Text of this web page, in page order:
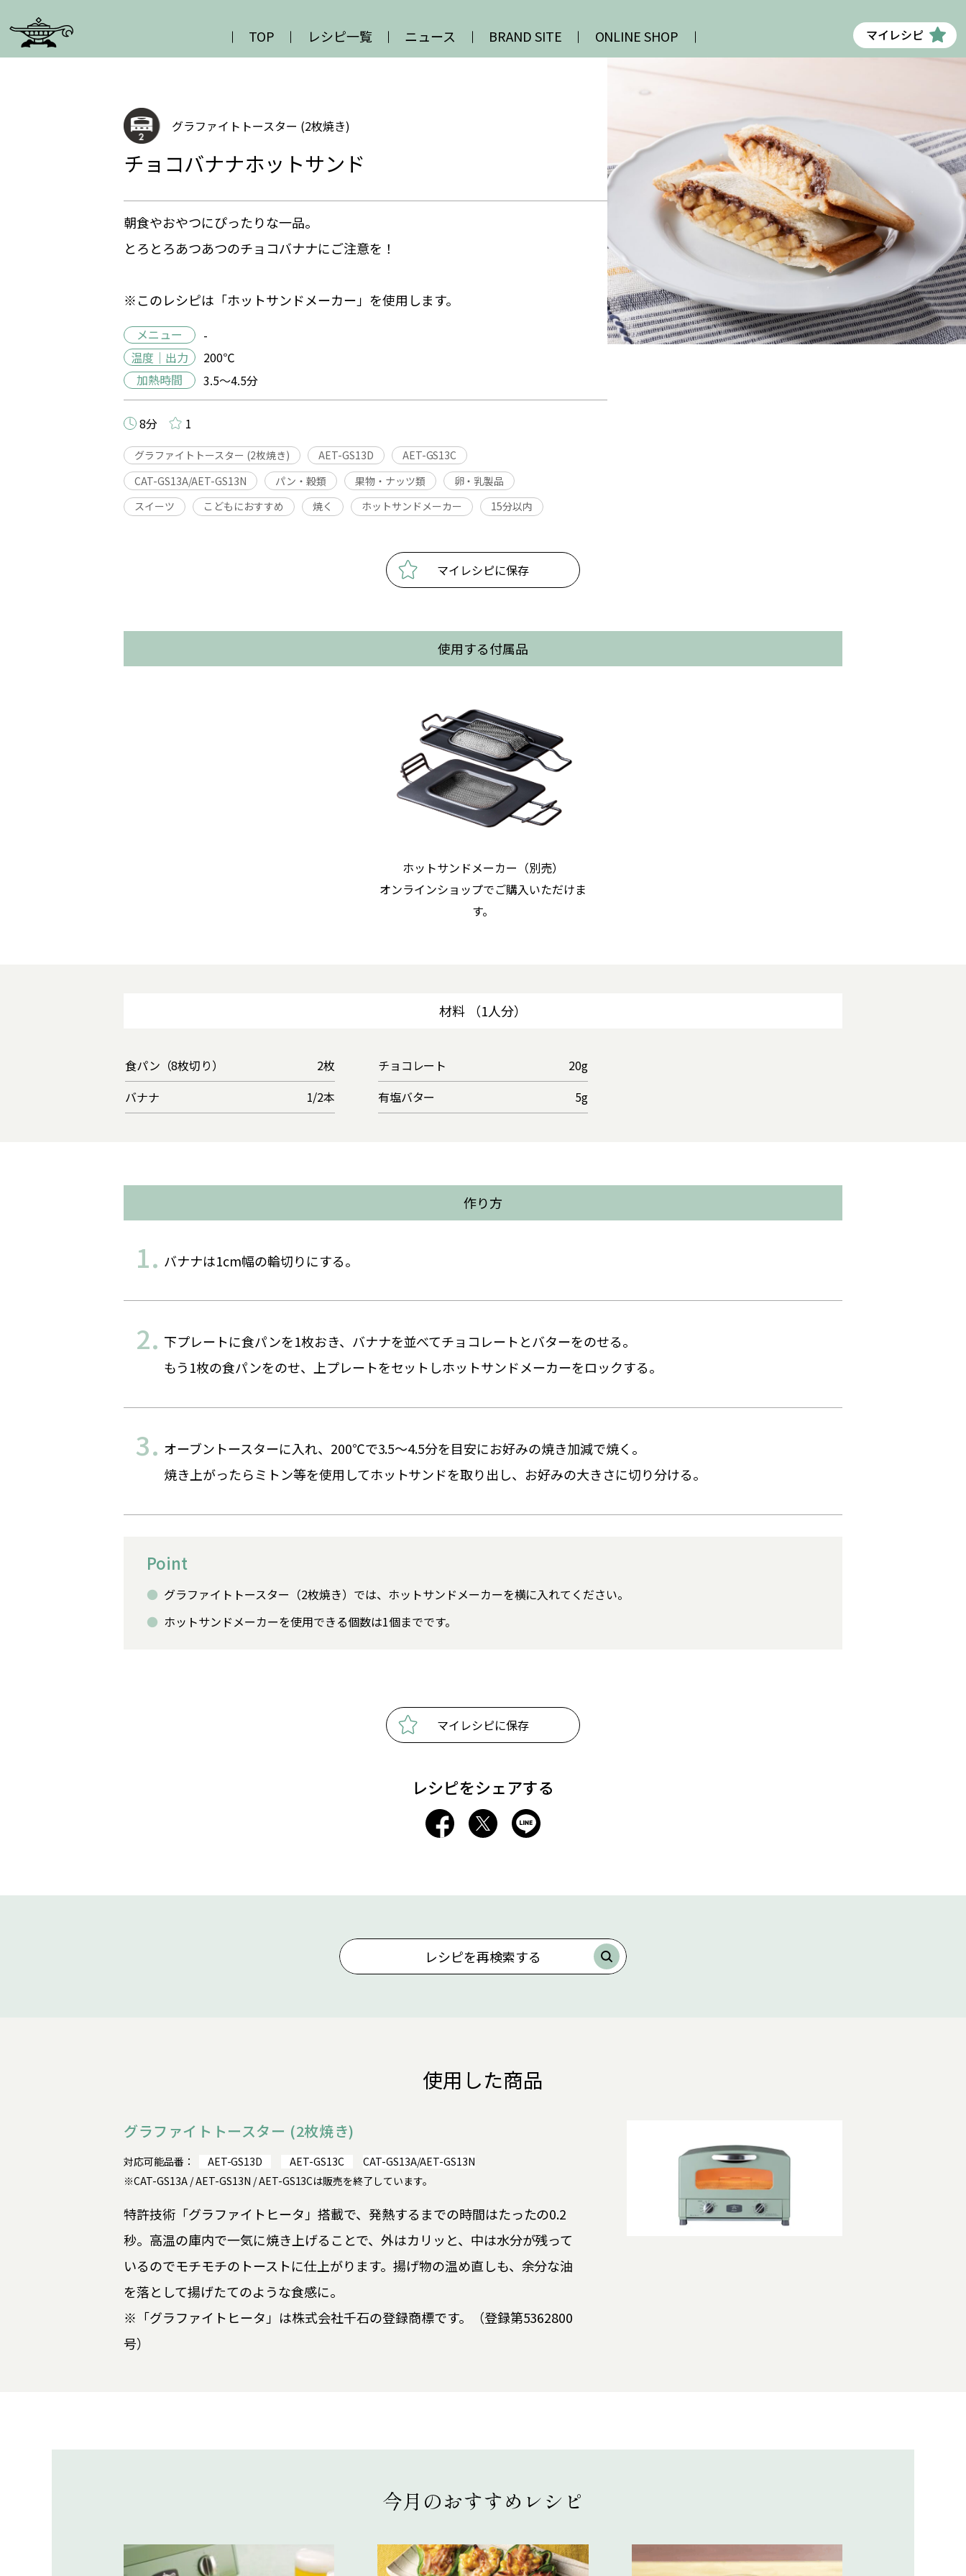
TOP レシピ一覧 ニュース BRAND SITE ONLINE SHOP マイレシピ
グラファイトトースター (2枚焼き)
チョコバナナホットサンド
朝食やおやつにぴったりな一品。
とろとろあつあつのチョコバナナにご注意を！
※このレシピは「ホットサンドメーカー」を使用します。
メニュー
-
温度｜出力
200℃
加熱時間
3.5～4.5分
8分 1
グラファイトトースター (2枚焼き) AET-GS13D
AET-GS13C
CAT-GS13A/AET-GS13N
パン・穀類 果物・ナッツ類
卵・乳製品
スイーツ
こどもにおすすめ 焼く ホットサンドメーカー 15分以内
マイレシピに保存
使用する付属品
ホットサンドメーカー（別売）
オンラインショップでご購入いただけま
す。
材料 （1人分）
食パン（8枚切り）
2枚
バナナ
1/2本
チョコレート
20g
有塩バター
5g
作り方
バナナは1cm幅の輪切りにする。
下プレートに食パンを1枚おき、バナナを並べてチョコレートとバターをのせる。
もう1枚の食パンをのせ、上プレートをセットしホットサンドメーカーをロックする。
オーブントースターに入れ、200℃で3.5～4.5分を目安にお好みの焼き加減で焼く。
焼き上がったらミトン等を使用してホットサンドを取り出し、お好みの大きさに切り分ける。
Point
グラファイトトースター（2枚焼き）では、ホットサンドメーカーを横に入れてください。
ホットサンドメーカーを使用できる個数は1個までです。
マイレシピに保存
レシピをシェアする
レシピを再検索する
使用した商品
グラファイトトースター (2枚焼き)
対応可能品番： AET-GS13D AET-GS13C
CAT-GS13A/AET-GS13N
※CAT-GS13A / AET-GS13N / AET-GS13Cは販売を終了しています。
特許技術「グラファイトヒータ」搭載で、発熱するまでの時間はたったの0.2
秒。高温の庫内で一気に焼き上げることで、外はカリッと、中は水分が残って
いるのでモチモチのトーストに仕上がります。揚げ物の温め直しも、余分な油
を落として揚げたてのような食感に。
※「グラファイトヒータ」は株式会社千石の登録商標です。（登録第5362800
号）
今月のおすすめレシピ